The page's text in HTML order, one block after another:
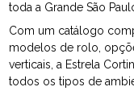
toda a Grande São
Com um catálogo
modelos de rolo,
verticais, a Estrela
todos os tipos de